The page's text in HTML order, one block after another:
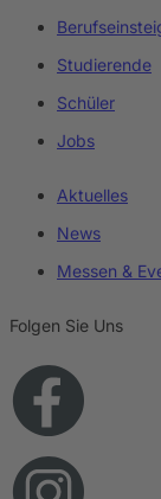
Studierende
Schüler
Jobs
Aktuelles
News
Messen &
Folgen Sie Uns